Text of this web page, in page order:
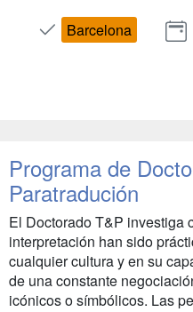
Barcelona
Programa de
Paratradución
El Doctorado T&P investiga
interpretación han sido
cualquier cultura y en su
de una constante
icónicos o símbólicos. Las